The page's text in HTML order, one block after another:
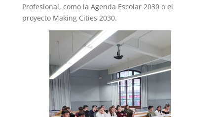
Profesional, como la Agenda Escolar 2030 o el
proyecto Making Cities 2030.